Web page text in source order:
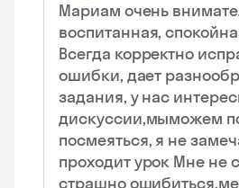
Мариам очень
воспитанная,
Всегда корректно
ошибки, дает
задания, у нас
дискуссии,мыможем
посмеяться, я не
проходит урок Мне не
страшно